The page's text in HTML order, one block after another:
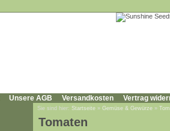
Unsere AGB Versandkosten Vertrag
Sie sind hier: Startseite » Gemüse & Gewürze »
Tomaten